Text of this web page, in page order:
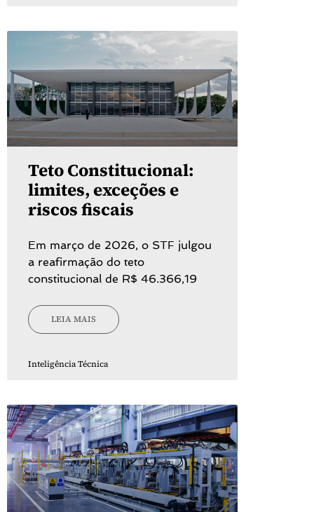
Teto Constitucional:
limites, exceções e
riscos fiscais
Em março de 2026, o STF julgou
a reafirmação do teto
constitucional de R$ 46.366,19
LEIA MAIS
Inteligência Técnica